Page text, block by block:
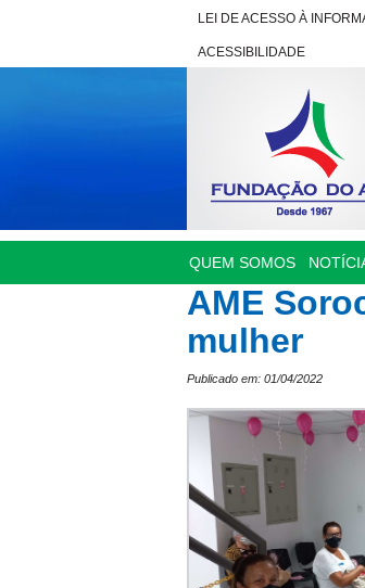
LEI DE ACESSO À
ACESSIBILIDADE
QUEM SOMOS
AME
mulher
Publicado em: 01/04/2022